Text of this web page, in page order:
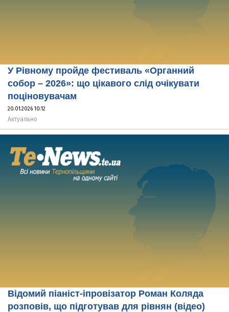
У Рівному пройде фестиваль «Органний
собор – 2026»: що цікавого слід очікувати
поціновувачам
20.01.2026 10:12
Актуально
Відомий піаніст-іпровізатор Роман Коляда
розповів, що підготував для рівнян (відео)